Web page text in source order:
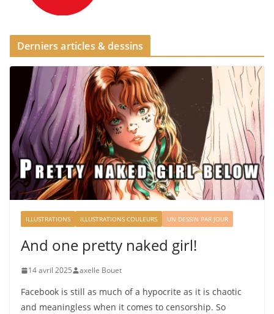
Derniers articles & dessins
ILLUSTRATIONS ILLUSTRATIONS COULEURS UN DESSIN PAR JOUR
And one pretty naked girl!
14 avril 2025 axelle Bouet
Facebook is still as much of a hypocrite as it is chaotic
and meaningless when it comes to censorship. So